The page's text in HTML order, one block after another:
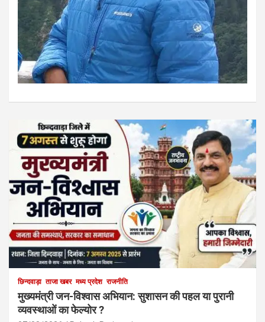
छिन्दवाड़ा ताजा खबर मध्य प्रदेश राजनीति
मुख्यमंत्री जन-विश्वास अभियान: सुशासन की पहल या पुरानी
व्यवस्थाओं का फेल्योर ?